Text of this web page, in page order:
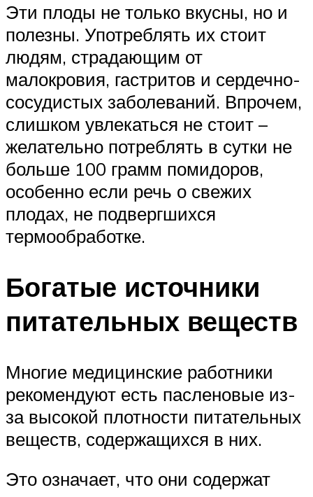
Эти плоды не только вкусны, но и
полезны. Употреблять их стоит
людям, страдающим от
малокровия, гастритов и сердечно-
сосудистых заболеваний. Впрочем,
слишком увлекаться не стоит –
желательно потреблять в сутки не
больше 100 грамм помидоров,
особенно если речь о свежих
плодах, не подвергшихся
термообработке.
Богатые источники
питательных веществ
Многие медицинские работники
рекомендуют есть пасленовые из-
за высокой плотности питательных
веществ, содержащихся в них.
Это означает, что они содержат